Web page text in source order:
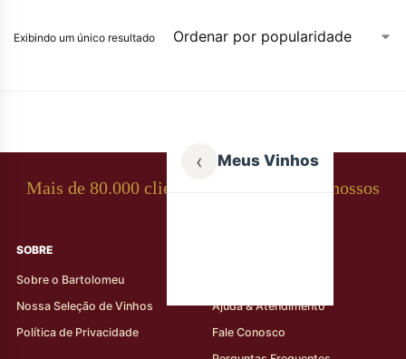
Exibindo um único resultado
‹ Meus Vinhos
Mais de 80.000 clientes apaixonados por nossos
SOBRE
Sobre o Bartolomeu
Nossa Seleção de Vinhos
Política de Privacidade
Ajuda & Atendimento
Fale Conosco